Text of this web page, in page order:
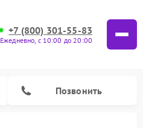
+7 (800) 301-55-83
Ежедневно, с 10:00 до 20:00
Позвонить